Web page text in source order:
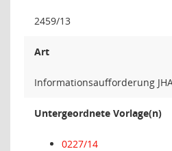
2459/13
Art
Informationsaufforderung
Untergeordnete Vorlage(n)
0227/14